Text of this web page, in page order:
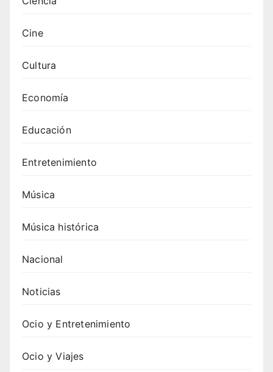
Cine
Cultura
Economía
Educación
Entretenimiento
Música
Música histórica
Nacional
Noticias
Ocio y Entretenimiento
Ocio y Viajes